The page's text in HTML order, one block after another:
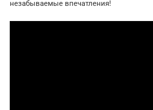
незабываемые впечатления!